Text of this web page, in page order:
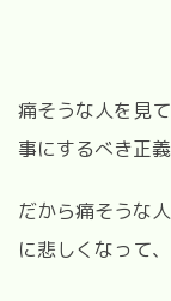
痛そうな人を見
事にするべき正
だから痛そうな
に悲しくなって